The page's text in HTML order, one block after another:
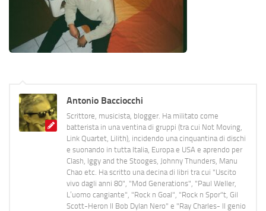
Antonio Bacciocchi
Scrittore, musicista, blogger. Ha militato come
batterista in una ventina di gruppi (tra cui Not Moving,
Link Quartet, Lilith), incidendo una cinquantina di dischi
e suonando in tutta Italia, Europa e USA e aprendo per
Clash, Iggy and the Stooges, Johnny Thunders, Manu
Chao etc. Ha scritto una decina di libri tra cui "Uscito
vivo dagli anni 80", "Mod Generations", "Paul Weller,
L’uomo cangiante", "Rock n Goal", "Rock n Spor"t, Gil
Scott-Heron Il Bob Dylan Nero" e "Ray Charles- Il genio